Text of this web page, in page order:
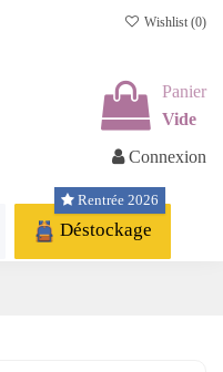
Wishlist (0)
Panier
Vide
Connexion
Déstockage
Rentrée 2026